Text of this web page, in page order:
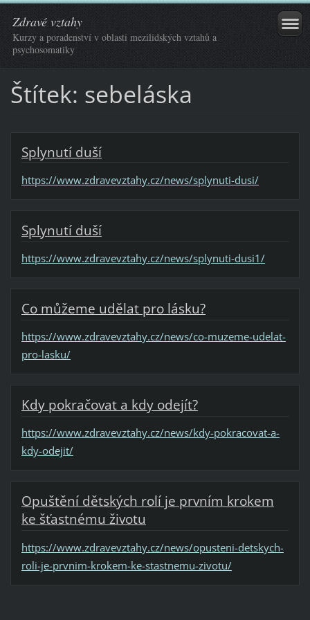
Zdravé vztahy
Kurzy a poradenství v oblasti mezilidských vztahů a
psychosomatiky
Štítek: sebeláska
Splynutí duší
https://www.zdravevztahy.cz/news/splynuti-dusi/
Splynutí duší
https://www.zdravevztahy.cz/news/splynuti-dusi1/
Co můžeme udělat pro lásku?
https://www.zdravevztahy.cz/news/co-muzeme-udelat-
pro-lasku/
Kdy pokračovat a kdy odejít?
https://www.zdravevztahy.cz/news/kdy-pokracovat-a-
kdy-odejit/
Opuštění dětských rolí je prvním krokem
ke šťastnému životu
https://www.zdravevztahy.cz/news/opusteni-detskych-
roli-je-prvnim-krokem-ke-stastnemu-zivotu/